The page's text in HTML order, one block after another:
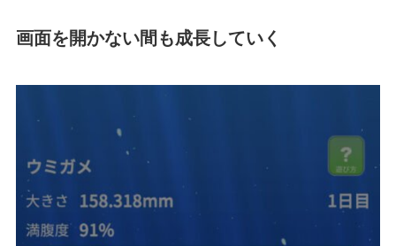
画面を開かない間も成長していく